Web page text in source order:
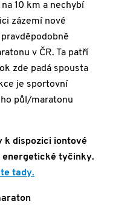
10 km a nechybí
zázemí nové
v ČR. Ta patří
zde padá spousta
je sportovní
půl/maratonu
k dispozici iontové
energetické tyčinky.
tady.